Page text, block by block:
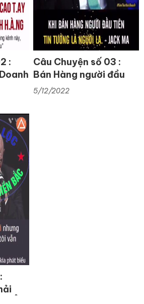
:
Câu Chuyện số 03 :
Bán Hàng người đầu
tiên tin tưởng LÀ
5/12/2022